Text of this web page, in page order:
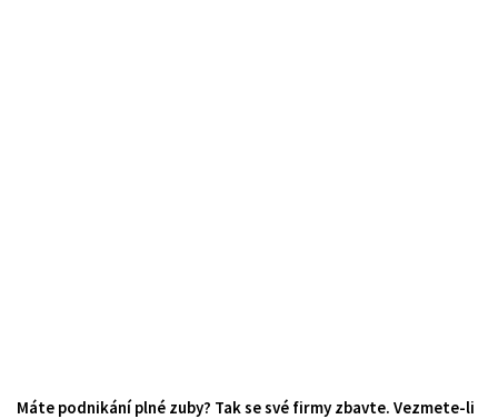
Máte podnikání plné zuby? Tak se své firmy zbavte. Vezmete-li